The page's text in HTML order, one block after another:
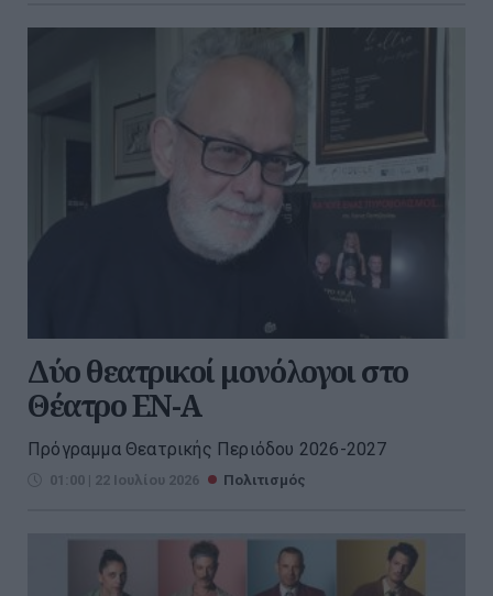
Δύο θεατρικοί μονόλογοι στο
Θέατρο ΕΝ-Α
Πρόγραμμα Θεατρικής Περιόδου 2026-2027
01:00 | 22 Ιουλίου 2026 Πολιτισμός